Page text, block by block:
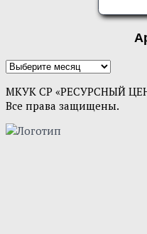
Архивы
МКУК СР «РЕСУРСНЫЙ
Все права защищены.